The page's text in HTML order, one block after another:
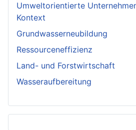
Umweltorientierte
Kontext
Grundwasserneubildung
Ressourceneffizienz
Land- und Forstwirtschaft
Wasseraufbereitung